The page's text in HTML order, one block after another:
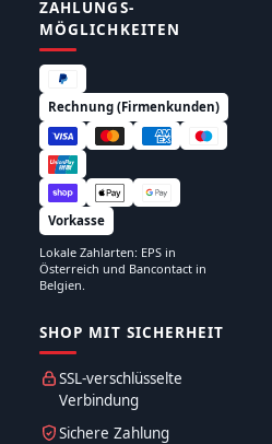
ZAHLUNGS­
MÖGLICHKEITEN
Rechnung (Firmenkunden)
Vorkasse
Lokale Zahlarten: EPS in
Österreich und Bancontact in
Belgien.
SHOP MIT SICHERHEIT
SSL-verschlüsselte
Verbindung
Sichere Zahlung